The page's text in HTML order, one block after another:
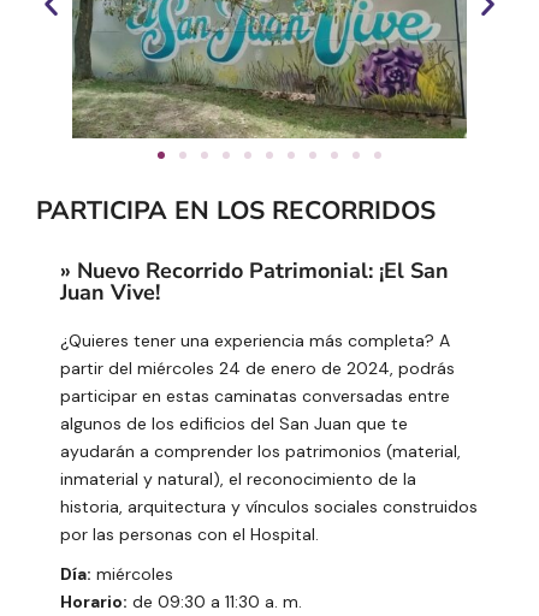
PARTICIPA EN LOS RECORRIDOS
» Nuevo Recorrido Patrimonial: ¡El San
Juan Vive!
¿Quieres tener una experiencia más completa? A
partir del miércoles 24 de enero de 2024, podrás
participar en estas caminatas conversadas entre
algunos de los edificios del San Juan que te
ayudarán a comprender los patrimonios (material,
inmaterial y natural), el reconocimiento de la
historia, arquitectura y vínculos sociales construidos
por las personas con el Hospital.
Día: miércoles
Horario: de 09:30 a 11:30 a. m.